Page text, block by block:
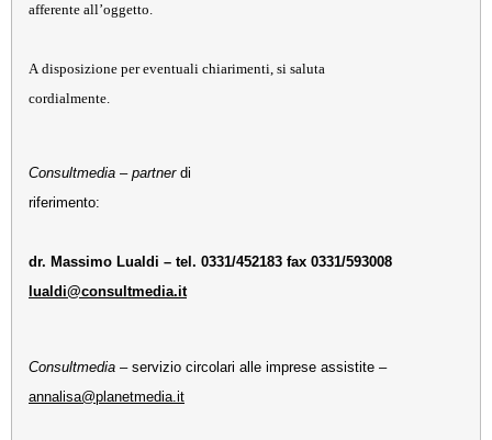
afferente all’oggetto.
A disposizione per eventuali chiarimenti, si saluta
cordialmente.
Consultmedia – partnerdi
riferimento:
dr. Massimo Lualdi – tel. 0331/452183 fax 0331/593008
lualdi@consultmedia.it
Consultmedia – servizio circolari alle imprese assistite –
annalisa@planetmedia.it